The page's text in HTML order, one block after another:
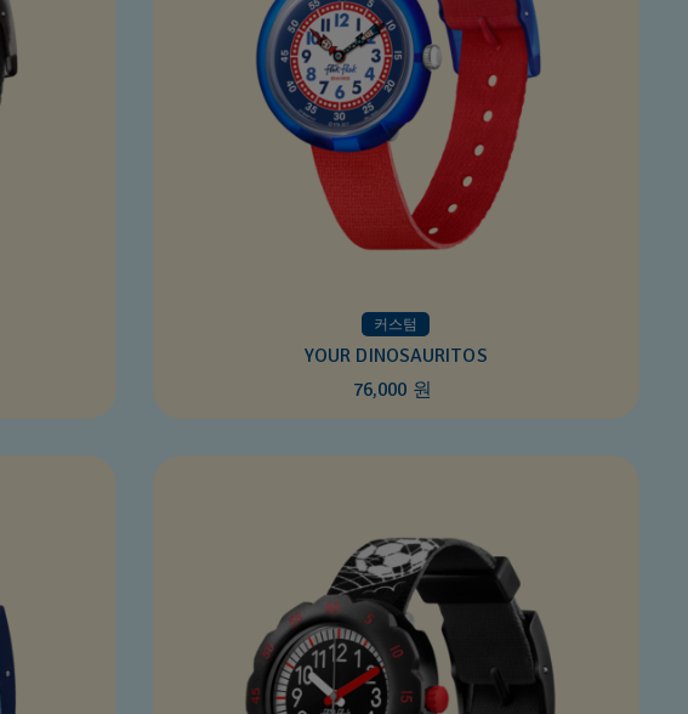
커스텀
YOUR DINOSAURITOS
76,000 원